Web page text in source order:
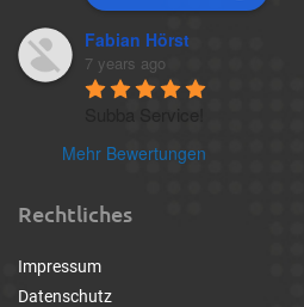
Fabian Hörst
7 years ago
Mehr Bewertungen
Rechtliches
Impressum
Datenschutz